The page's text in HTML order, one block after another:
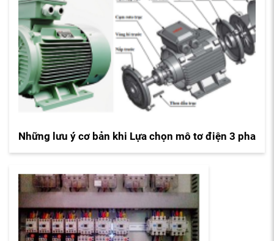
Những lưu ý cơ bản khi Lựa chọn mô tơ điện 3 pha